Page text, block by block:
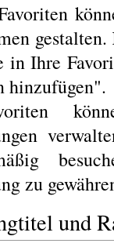
in Ihre
hinzufügen".
zu
und